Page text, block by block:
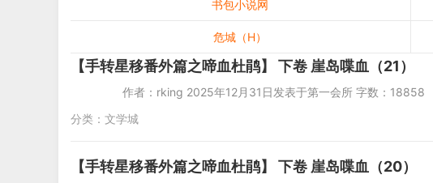
书包小说网
危城（H）
【手转星移番外篇之啼血杜鹃】 下卷 崖岛喋血（21）
作者：rking 2025年12月31日发表于第一会所 字数：18858
分类： 文学城
【手转星移番外篇之啼血杜鹃】 下卷 崖岛喋血（20）